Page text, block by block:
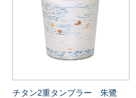
チタン2重タンブラー 朱鷺